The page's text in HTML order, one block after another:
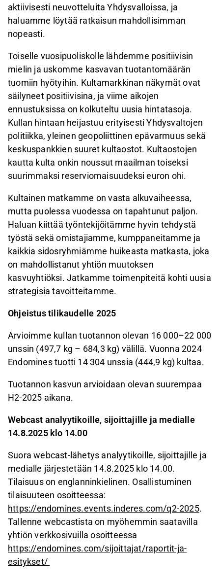
aktiivisesti neuvotteluita Yhdysvalloissa, ja
haluamme löytää ratkaisun mahdollisimman
nopeasti.
Toiselle vuosipuoliskolle lähdemme positiivisin
mielin ja uskomme kasvavan tuotantomäärän
tuomiin hyötyihin. Kultamarkkinan näkymät ovat
säilyneet positiivisina, ja viime aikojen
ennustuksissa on kolkuteltu uusia hintatasoja.
Kullan hintaan heijastuu erityisesti Yhdysvaltojen
politiikka, yleinen geopoliittinen epävarmuus sekä
keskuspankkien suuret kultaostot. Kultaostojen
kautta kulta onkin noussut maailman toiseksi
suurimmaksi reserviomaisuudeksi euron ohi.
Kultainen matkamme on vasta alkuvaiheessa,
mutta puolessa vuodessa on tapahtunut paljon.
Haluan kiittää työntekijöitämme hyvin tehdystä
työstä sekä omistajiamme, kumppaneitamme ja
kaikkia sidosryhmiämme huikeasta matkasta, joka
on mahdollistanut yhtiön muutoksen
kasvuyhtiöksi. Jatkamme toimenpiteitä kohti uusia
strategisia tavoitteitamme.
Ohjeistus tilikaudelle 2025
Arvioimme kullan tuotannon olevan 16 000–22 000
unssin (497,7 kg – 684,3 kg) välillä. Vuonna 2024
Endomines tuotti 14 304 unssia (444,9 kg) kultaa.
Tuotannon kasvun arvioidaan olevan suurempaa
H2-2025 aikana.
Webcast analyytikoille, sijoittajille ja medialle
14.8.2025 klo 14.00
Suora webcast-lähetys analyytikoille, sijoittajille ja
medialle järjestetään 14.8.2025 klo 14.00.
Tilaisuus on englanninkielinen. Osallistuminen
tilaisuuteen osoitteessa:
https://endomines.events.inderes.com/q2-2025.
Tallenne webcastista on myöhemmin saatavilla
yhtiön verkkosivuilla osoitteessa
https://endomines.com/sijoittajat/raportit-ja-
esitykset/